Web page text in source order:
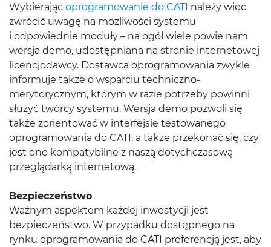
Wybierając oprogramowanie do CATI należy więc
zwrócić uwagę na możliwości systemu
i odpowiednie moduły – na ogół wiele powie nam
wersja demo, udostępniana na stronie internetowej
licencjodawcy. Dostawca oprogramowania zwykle
informuje także o wsparciu techniczno-
merytorycznym, którym w razie potrzeby powinni
służyć twórcy systemu. Wersja demo pozwoli się
także zorientować w interfejsie testowanego
oprogramowania do CATI, a także przekonać się, czy
jest ono kompatybilne z naszą dotychczasową
przeglądarką internetową.
Bezpieczeństwo
Ważnym aspektem każdej inwestycji jest
bezpieczeństwo. W przypadku dostępnego na
rynku oprogramowania do CATI preferencją jest, aby